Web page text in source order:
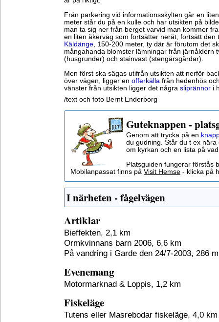
Från parkering vid informationsskylten går en
meter står du på en kulle och har utsikten på
man ta sig ner från berget varvid man kommer
en liten åkerväg som fortsätter neråt, fortsätt den
Käldänge, 150-200 meter, ty där är förutom det
mångahanda blomster lämningar från järnåldern
(husgrunder) och stainvast (stengärsgårdar).
Men först ska sägas utifrån utsikten att nerför
över vägen, ligger en offerkälla från hedenhös
vänster från utsikten ligger det några sliprännor i
/text och foto Bernt Enderborg
Guteknappen -
Genom att trycka på en
du gudning. Står du t ex
om kyrkan och en lista på
Platsguiden fungerar förstås
Mobilanpassat finns på Visit Hemse - klicka på
I närheten - fågelvägen
Artiklar
Bieffekten, 2,1 km
Ormkvinnans barn 2006, 6,6 km
På vandring i Garde den 24/7-2003, 286 m
Evenemang
Motormarknad & Loppis, 1,2 km
Fiskeläge
Tutens eller Masrebodar fiskeläge, 4,0 km